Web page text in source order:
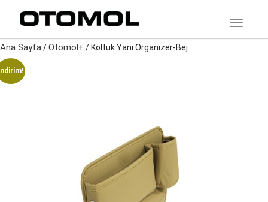
Ana Sayfa/Otomol+ / Koltuk Yanı Organizer-Bej